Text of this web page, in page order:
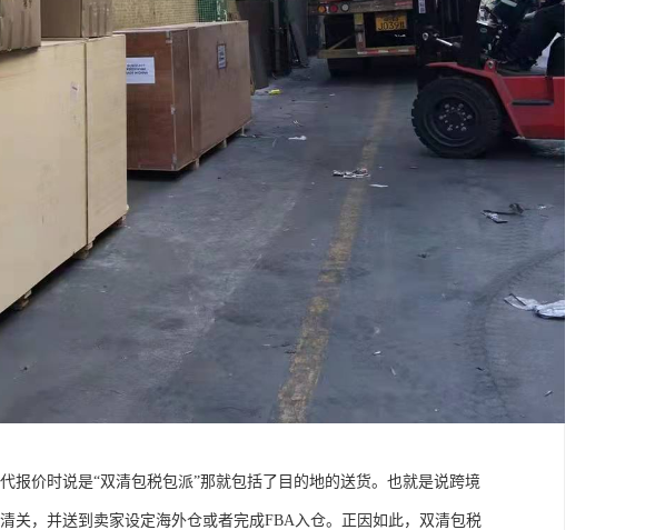
报价时说是“双清包税包派”那就包括了目的地的送货。也就是说跨境
关，并送到卖家设定海外仓或者完成FBA入仓。正因如此，双清包税